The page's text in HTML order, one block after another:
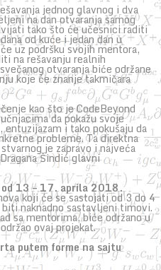
jednog glavnog i dva
na dan otvaranja samog
tako što će učesnici raditi
od kuće i jedan dan u
uz podršku svojih mentora,
na rešavanju realnih
otvaranja biće održane
koje će znanje takmičara
kao što je CodeBeyond
da pokažu svoje
i tako pokušaju da
probleme. Ta direktna
je zapravo i najveća
Šindić glavni
od 13 – 17. aprila 2018.
koji će se sastojati od 3 do 4
naknadno sastavljeni timovi.
sa mentorima, biće održano u
ovaj projekat.
putem forme na sajtu